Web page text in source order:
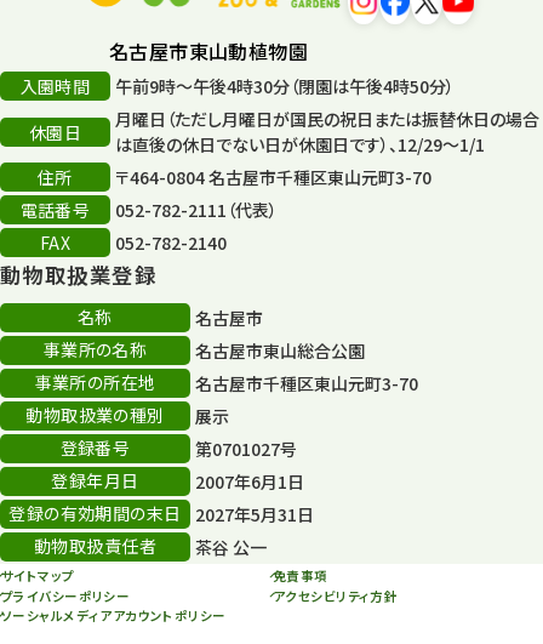
再生
再生フォーラム 14
80周年
その他
その他イベント
スカイタワー
年末年始のイベント
秋まつり
名古屋市東山動植物園
入園時間
午前9時～午後4時30分（閉園は午後4時50分）
休園日
月曜日（ただし月曜日が国民の祝日または振替休日の場合
は直後の休日でない日が休園日です）、12/29～1/1
住所
〒464-0804 名古屋市千種区東山元町3-70
電話番号
052-782-2111（代表）
FAX
052-782-2140
動物取扱業登録
名称
名古屋市
事業所の名称
名古屋市東山総合公園
事業所の所在地
名古屋市千種区東山元町3-70
動物取扱業の種別
展示
登録番号
第0701027号
登録年月日
2007年6月1日
登録の有効期間の末日
2027年5月31日
動物取扱責任者
茶谷 公一
サイトマップ
免責事項
プライバシーポリシー
アクセシビリティ方針
ソーシャルメディアアカウントポリシー